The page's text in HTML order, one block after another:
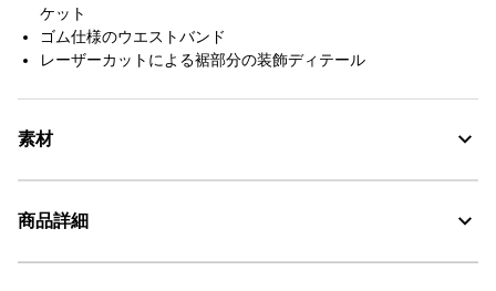
ケット
ゴム仕様のウエストバンド
レーザーカットによる裾部分の装飾ディテール
素材
撥水性を備えたWRポリアミド100%、紫外線をカットするUVC
Water Repellent：撥水
商品詳細